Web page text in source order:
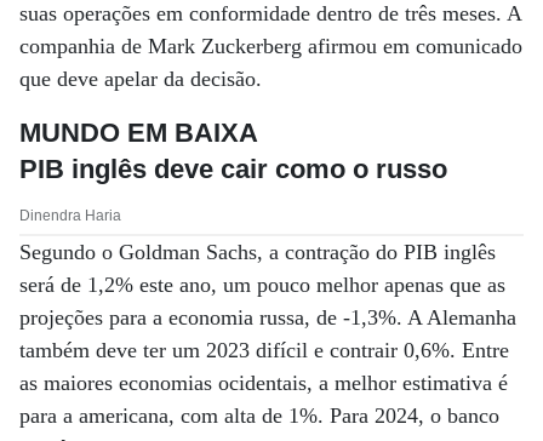
suas operações em conformidade dentro de três meses. A
companhia de Mark Zuckerberg afirmou em comunicado
que deve apelar da decisão.
MUNDO EM BAIXA
PIB inglês deve cair como o russo
Dinendra Haria
Segundo o Goldman Sachs, a contração do PIB inglês
será de 1,2% este ano, um pouco melhor apenas que as
projeções para a economia russa, de -1,3%. A Alemanha
também deve ter um 2023 difícil e contrair 0,6%. Entre
as maiores economias ocidentais, a melhor estimativa é
para a americana, com alta de 1%. Para 2024, o banco